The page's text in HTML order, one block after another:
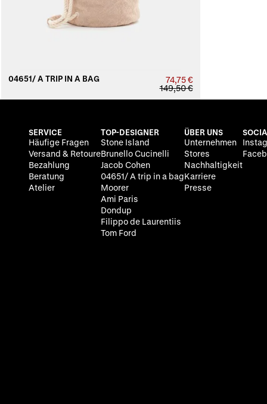
04651/ A TRIP IN A BAG
74,75 €
149,50 €
SERVICE
Häufige Fragen
Versand & Retoure
Bezahlung
Beratung
Atelier
TOP-DESIGNER
Stone Island
Brunello Cucinelli
Jacob Cohen
04651/ A trip in a bag
Moorer
Ami Paris
Dondup
Filippo de Laurentiis
Tom Ford
ÜBER UNS
Unternehmen
Stores
Nachhaltigkeit
Karriere
Presse